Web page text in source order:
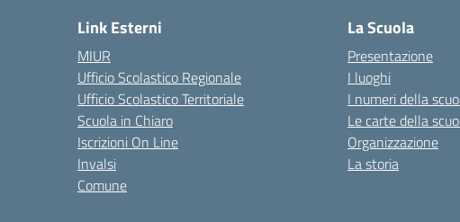
Link Esterni
MIUR
Ufficio Scolastico Regionale
Ufficio Scolastico Territoriale
Scuola in Chiaro
Iscrizioni On Line
Invalsi
Comune
La Scuola
Presentazione
I luoghi
I numeri della
Le carte della
Organizzazione
La storia